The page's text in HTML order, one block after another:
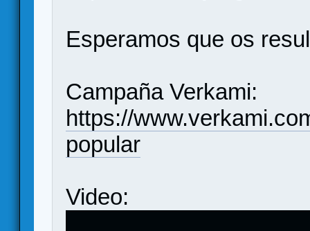
Esperamos que os
Campaña Verkami:
https://
popular
Video: